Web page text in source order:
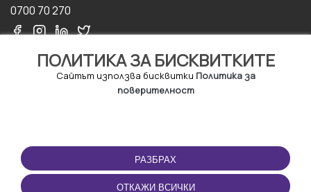
ПОЛИТИКА ЗА БИСКВИТКИТЕ
Сайтът използва бисквитки Политика за
поверителност
РАЗБРАХ
ОТКАЖИ ВСИЧКИ
0700 70 270
ПОЛЗВАНЕ
Правила и условия за
ползване
ПРИЛОЖЕНИЕТО